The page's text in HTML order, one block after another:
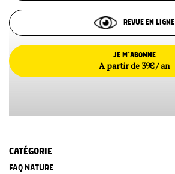
REVUE EN LIGNE
JE M’ABONNE
A partir de 39€ / an
CATÉGORIE
FAQ NATURE